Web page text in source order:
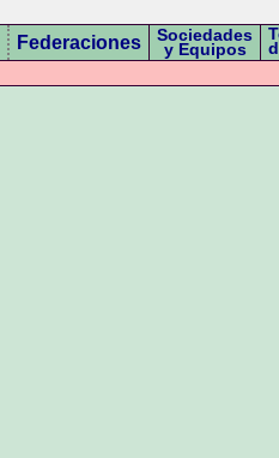
Federaciones Sociedades
y Equipos